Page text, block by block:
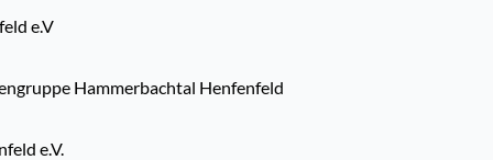
e.V
Hammerbachtal Henfenfeld
e.V.